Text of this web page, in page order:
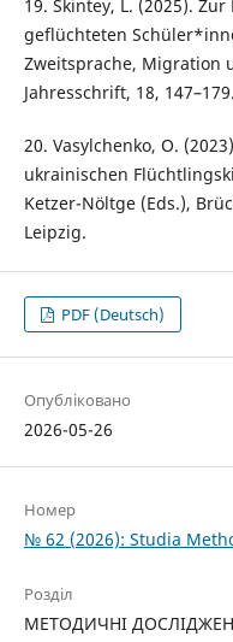
19. Skintey, L. (2025).
geflüchteten
Zweitsprache, Migration
Jahresschrift, 18, 147–179.
20. Vasylchenko, O.
ukrainischen
Ketzer-Nöltge (Eds.),
Leipzig.
PDF (Deutsch)
Опубліковано
2026-05-26
Номер
№ 62 (2026): Studia
Розділ
МЕТОДИЧНІ